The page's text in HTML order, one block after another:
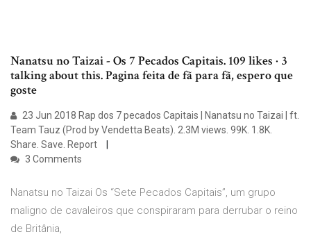
Nanatsu no Taizai - Os 7 Pecados Capitais. 109 likes · 3
talking about this. Pagina feita de fã para fã, espero que
goste
23 Jun 2018 Rap dos 7 pecados Capitais | Nanatsu no Taizai | ft.
Team Tauz (Prod by Vendetta Beats). 2.3M views. 99K. 1.8K.
Share. Save. Report
3 Comments
Nanatsu no Taizai Os “Sete Pecados Capitais”, um grupo
maligno de cavaleiros que conspiraram para derrubar o reino
de Britânia,